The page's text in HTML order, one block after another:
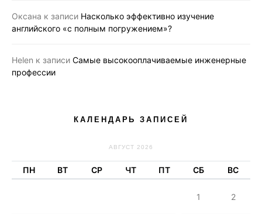
Оксана к записи Насколько эффективно изучение
английского «с полным погружением»?
Helen к записи Самые высокооплачиваемые инженерные
профессии
КАЛЕНДАРЬ ЗАПИСЕЙ
АВГУСТ 2026
ПН ВТ СР ЧТ ПТ СБ ВС
1 2